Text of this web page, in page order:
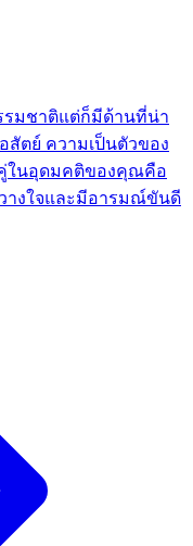
รมชาติแต่ก็มีด้านที่น่า
ตย์ ความเป็นตัวของ
คู่ในอุดมคติของคุณคือ
างใจและมีอารมณ์ขันดี